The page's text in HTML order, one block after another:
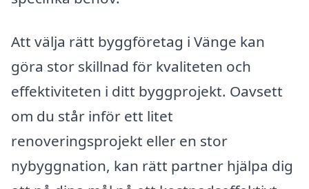
Att välja rätt byggföretag i Vänge kan
göra stor skillnad för kvaliteten och
effektiviteten i ditt byggprojekt. Oavsett
om du står inför ett litet
renoveringsprojekt eller en stor
nybyggnation, kan rätt partner hjälpa dig